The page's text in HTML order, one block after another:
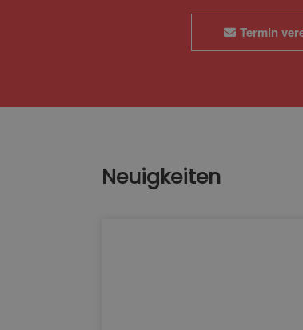
Termin
Neuigkeiten